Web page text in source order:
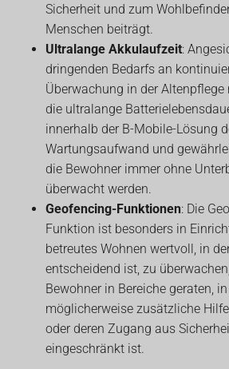
Sicherheit und zum
Menschen beiträgt.
Ultralange Akkulaufzeit:
dringenden Bedarfs an
Überwachung in der
die ultralange
innerhalb der B-Mobile-Lösung
Wartungsaufwand und
die Bewohner immer ohne
überwacht werden.
Geofencing-Funktionen: Die
Funktion ist besonders in
betreutes Wohnen wertvoll, in
entscheidend ist, zu
Bewohner in Bereiche geraten,
möglicherweise zusätzliche
oder deren Zugang aus
eingeschränkt ist.